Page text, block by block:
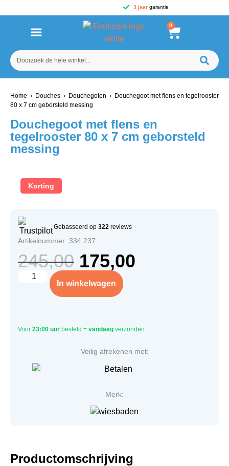
3 jaargarantie
0
Home › Douches › Douchegoten › Douchegoot met flens en tegelrooster
80 x 7 cm geborsteld messing
Douchegoot met flens en
tegelrooster 80 x 7 cm geborsteld
messing
Korting
Gebasseerd op 322 reviews
Artikelnummer: 334.237
245,00 175,00
In winkelwagen
Voor 23:00 uur besteld = vandaag verzonden
Veilig afrekenen met:
Merk:
Productomschrijving